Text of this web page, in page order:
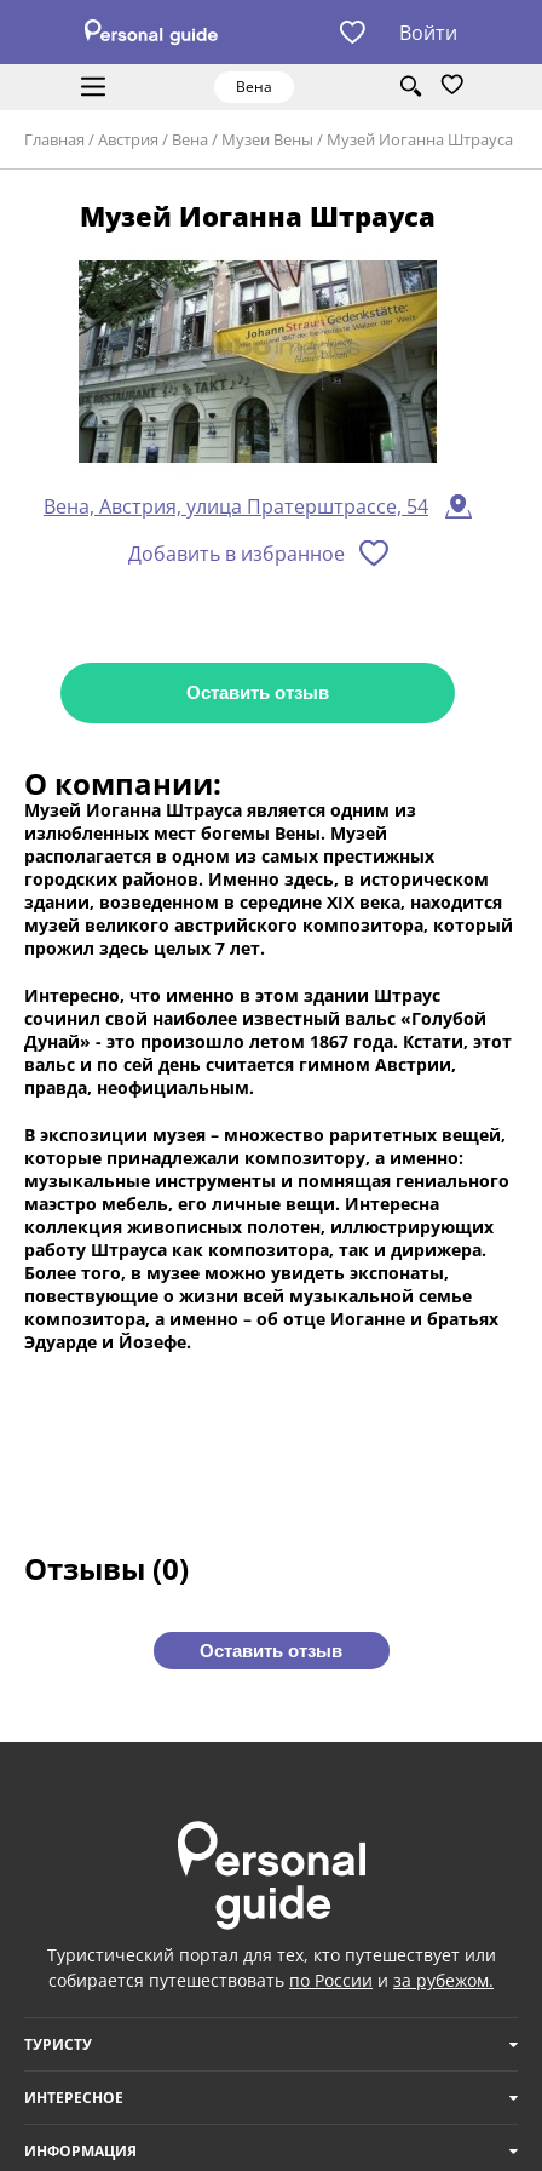
Войти
Вена
Главная /Австрия / Вена / Музеи Вены / Музей Иоганна Штрауса
Музей Иоганна Штрауса
Вена, Австрия, улица Пратерштрассе, 54
Добавить в избранное
Оставить отзыв
О компании:
Музей Иоганна Штрауса является одним из
излюбленных мест богемы Вены. Музей
располагается в одном из самых престижных
городских районов. Именно здесь, в историческом
здании, возведенном в середине XIX века, находится
музей великого австрийского композитора, который
прожил здесь целых 7 лет.
Интересно, что именно в этом здании Штраус
сочинил свой наиболее известный вальс «Голубой
Дунай» - это произошло летом 1867 года. Кстати, этот
вальс и по сей день считается гимном Австрии,
правда, неофициальным.
В экспозиции музея – множество раритетных вещей,
которые принадлежали композитору, а именно:
музыкальные инструменты и помнящая гениального
маэстро мебель, его личные вещи. Интересна
коллекция живописных полотен, иллюстрирующих
работу Штрауса как композитора, так и дирижера.
Более того, в музее можно увидеть экспонаты,
повествующие о жизни всей музыкальной семье
композитора, а именно – об отце Иоганне и братьях
Эдуарде и Йозефе.
Отзывы (0)
Оставить отзыв
Туристический портал для тех, кто путешествует или
собирается путешествовать по России и за рубежом.
ТУРИСТУ
ИНТЕРЕСНОЕ
ИНФОРМАЦИЯ